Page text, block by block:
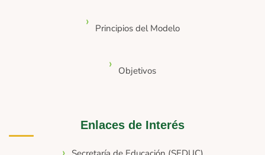
Principios del Modelo
Objetivos
Enlaces de Interés